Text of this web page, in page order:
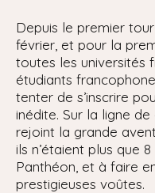
Depuis le premier
février, et pour la
toutes les universités
étudiants
tenter de s’inscrire
inédite. Sur la ligne
rejoint la grande
ils n’étaient plus que
Panthéon, et à faire
prestigieuses voûtes.